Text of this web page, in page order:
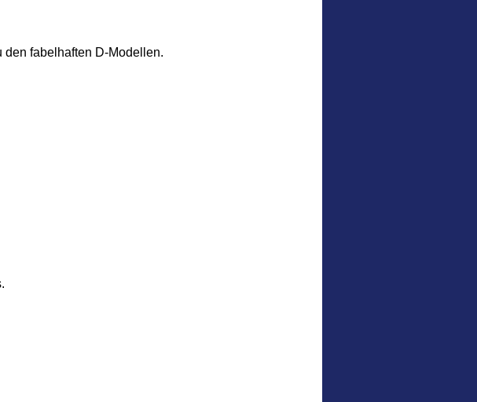
fabelhaften D-Modellen.